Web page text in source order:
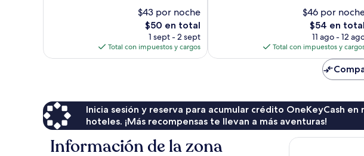
$43 por noche
El
precio
actual
es
$50 en total
1 sept - 2 sept
Total con impuestos y cargos
$46 por
El
precio
actual
es
$54 en total
11 ago - 12
Total con impuestos y
Inicia sesión y reserva para acumular crédito OneKeyCash en
hoteles. ¡Más recompensas te llevan a más aventuras!
Información de la zona